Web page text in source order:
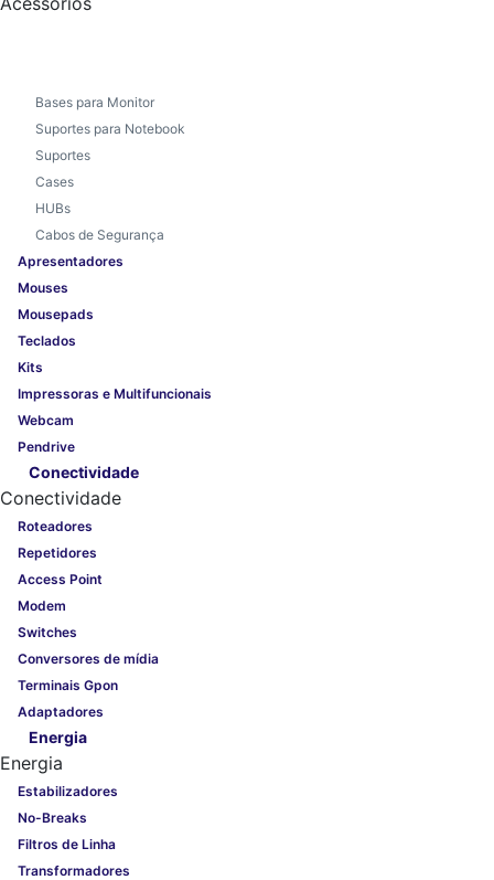
Bases para Monitor
Suportes para Notebook
Suportes
Cases
HUBs
Cabos de Segurança
Apresentadores
Mouses
Mousepads
Teclados
Kits
Impressoras e Multifuncionais
Webcam
Pendrive
Conectividade
Conectividade
Roteadores
Repetidores
Access Point
Modem
Switches
Conversores de mídia
Terminais Gpon
Adaptadores
Energia
Energia
Estabilizadores
No-Breaks
Filtros de Linha
Transformadores